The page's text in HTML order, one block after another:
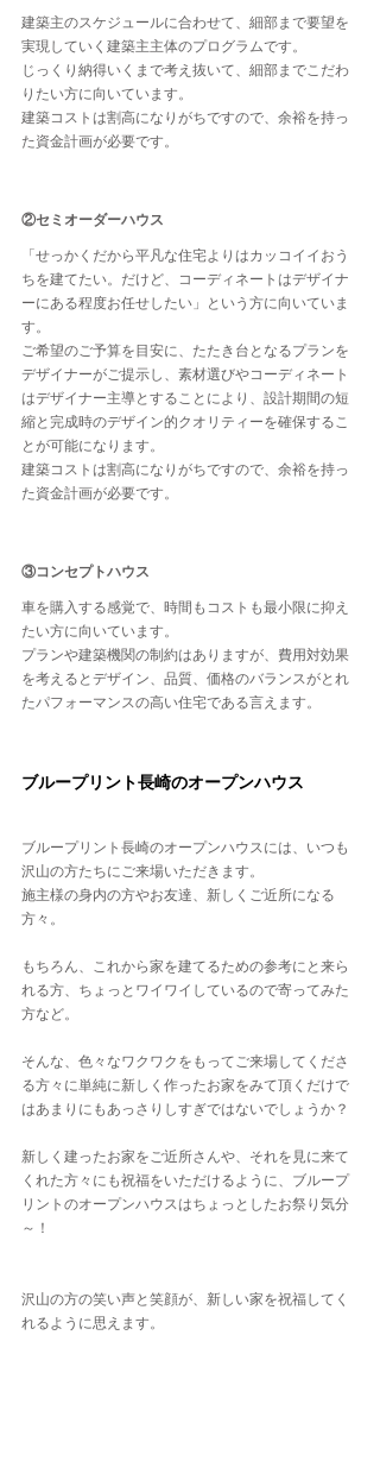
建築主のスケジュールに合わせて、細部まで要望を
実現していく建築主主体のプログラムです。
じっくり納得いくまで考え抜いて、細部までこだわ
りたい方に向いています。
建築コストは割高になりがちですので、余裕を持っ
た資金計画が必要です。
②セミオーダーハウス
「せっかくだから平凡な住宅よりはカッコイイおう
ちを建てたい。だけど、コーディネートはデザイナ
ーにある程度お任せしたい」という方に向いていま
す。
ご希望のご予算を目安に、たたき台となるプランを
デザイナーがご提示し、素材選びやコーディネート
はデザイナー主導とすることにより、設計期間の短
縮と完成時のデザイン的クオリティーを確保するこ
とが可能になります。
建築コストは割高になりがちですので、余裕を持っ
た資金計画が必要です。
③コンセプトハウス
車を購入する感覚で、時間もコストも最小限に抑え
たい方に向いています。
プランや建築機関の制約はありますが、費用対効果
を考えるとデザイン、品質、価格のバランスがとれ
たパフォーマンスの高い住宅である言えます。
ブループリント長崎のオープンハウス
ブループリント長崎のオープンハウスには、いつも
沢山の方たちにご来場いただきます。
施主様の身内の方やお友達、新しくご近所になる
方々。
もちろん、これから家を建てるための参考にと来ら
れる方、ちょっとワイワイしているので寄ってみた
方など。
そんな、色々なワクワクをもってご来場してくださ
る方々に単純に新しく作ったお家をみて頂くだけで
はあまりにもあっさりしすぎではないでしょうか？
新しく建ったお家をご近所さんや、それを見に来て
くれた方々にも祝福をいただけるように、ブループ
リントのオープンハウスはちょっとしたお祭り気分
～！
沢山の方の笑い声と笑顔が、新しい家を祝福してく
れるように思えます。